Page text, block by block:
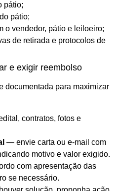
pátio;
pátio;
o vendedor, pátio e leiloeiro;
de retirada e protocolos de
e exigir reembolso
documentada para maximizar
contratos, fotos e
— envie carta ou e-mail com
motivo e valor exigido.
com apresentação das
se necessário.